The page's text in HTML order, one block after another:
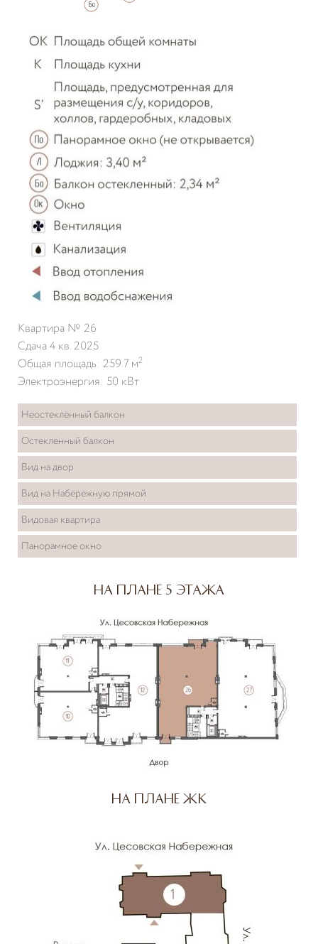
Квартира № 26
Сдача 4 кв. 2025
Общая площадь: 259.7 м2
Электроэнергия: 50 кВт
Неостеклённый балкон
Остеклённый балкон
Вид на двор
Вид на Набережную прямой
Видовая квартира
Панорамное окно
На плане 5 этажа
На плане ЖК